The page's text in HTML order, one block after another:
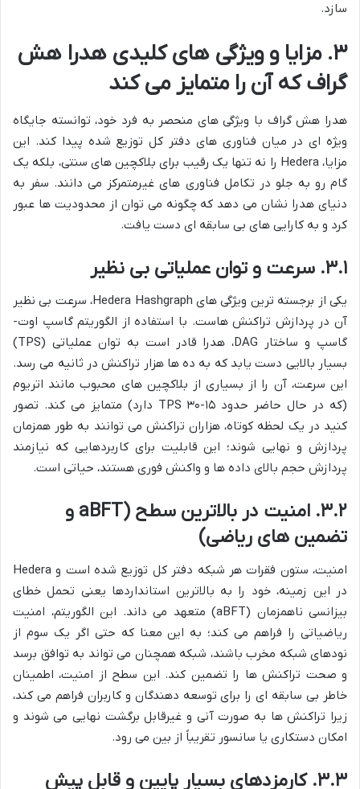
سازد.
۳. مزایا و ویژگی های کلیدی هدرا هش
گراف که آن را متمایز می کند
هدرا هش گراف با ویژگی های منحصر به فرد خود، توانسته جایگاه
ویژه ای در میان فناوری های دفتر کل توزیع شده پیدا کند. این
مزایا، Hedera را نه تنها یک رقیب برای بلاکچین های سنتی، بلکه یک
گام رو به جلو در تکامل فناوری های غیرمتمرکز می دانند. سفر به
دنیای هدرا نشان می دهد که چگونه می توان از محدودیت ها عبور
کرد و به کارایی های بی سابقه ای دست یافت.
۳.۱. سرعت و توان عملیاتی بی نظیر
یکی از برجسته ترین ویژگی های Hedera Hashgraph، سرعت بی نظیر
آن در پردازش تراکنش هاست. با استفاده از الگوریتم گاسپ اوت-
گاسپ و ساختار DAG، هدرا قادر است به توان عملیاتی (TPS)
بسیار بالایی دست یابد که به ده ها هزار تراکنش در ثانیه می رسد.
این سرعت، آن را از بسیاری از بلاکچین های محبوب مانند اتریوم
(که در حال حاضر حدود ۱۵-۳۰ TPS دارد) متمایز می کند. تصور
کنید در یک لحظه کوتاه، هزاران تراکنش می توانند به طور همزمان
پردازش و نهایی شوند؛ این قابلیت برای کاربردهایی که نیازمند
پردازش حجم بالای داده ها و واکنش فوری هستند، حیاتی است.
۳.۲. امنیت در بالاترین سطح (aBFT و
تضمین های ریاضی)
امنیت، ستون فقرات هر شبکه دفتر کل توزیع شده است و Hedera
در این زمینه، خود را به بالاترین استانداردها یعنی تحمل خطای
بیزانسی ناهمزمان (aBFT) متعهد می داند. این الگوریتم، امنیت
ریاضیاتی را فراهم می کند؛ به این معنا که حتی اگر یک سوم از
نودهای شبکه مخرب باشند، شبکه همچنان می تواند به توافق برسد
و صحت تراکنش ها را تضمین کند. این سطح از امنیت، اطمینان
خاطر بی سابقه ای را برای توسعه دهندگان و کاربران فراهم می کند،
زیرا تراکنش ها به صورت آنی و غیرقابل برگشت نهایی می شوند و
امکان دستکاری یا سانسور تقریباً از بین می رود.
۳.۳. کارمزدهای بسیار پایین و قابل پیش